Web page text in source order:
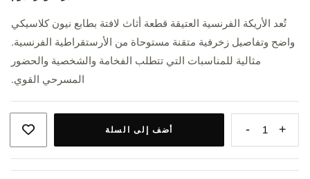
تُعد الأريكة الفرنسية العتيقة قطعة أثاث لافتة بطابع نيون كلاسيكي
واضح وتفاصيل زخرفية متقنة مستوحاة من الأرستقراطية الفرنسية.
مثالية للمناسبات التي تتطلب الفخامة والشخصية والحضور
المسرحي القوي.
+
1
- أضف إلى السلة